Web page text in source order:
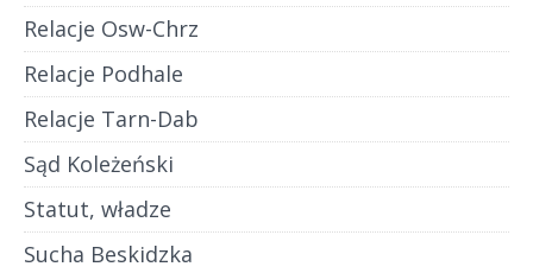
Relacje Osw-Chrz
Relacje Podhale
Relacje Tarn-Dab
Sąd Koleżeński
Statut, władze
Sucha Beskidzka